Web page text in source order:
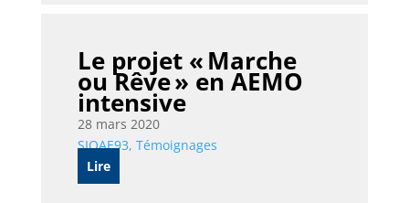
Le projet « Marche
ou Rêve » en AEMO
intensive
28 mars 2020
SIOAE93, Témoignages
Lire